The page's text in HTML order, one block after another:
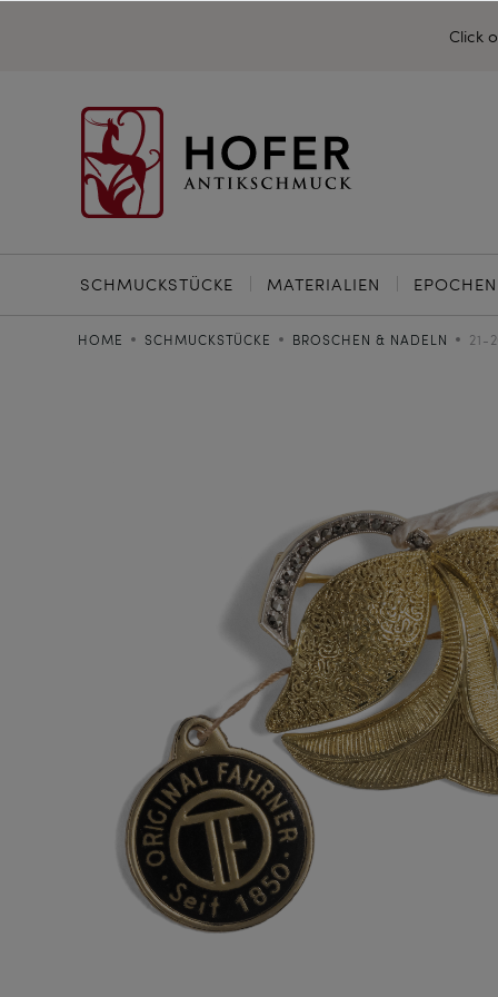
Click
SCHMUCKSTÜCKE MATERIALIEN EPOCHEN
HOME SCHMUCKSTÜCKE BROSCHEN & NADELN 21-